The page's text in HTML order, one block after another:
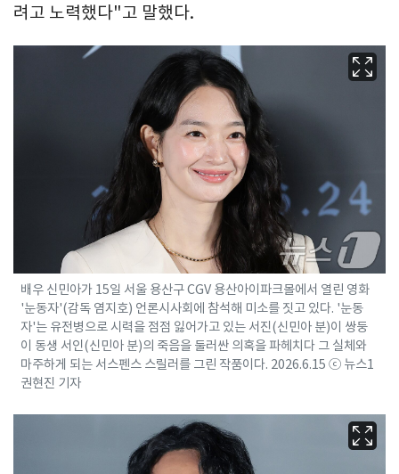
려고 노력했다"고 말했다.
배우 신민아가 15일 서울 용산구 CGV 용산아이파크몰에서 열린 영화
'눈동자'(감독 염지호) 언론시사회에 참석해 미소를 짓고 있다. '눈동
자'는 유전병으로 시력을 점점 잃어가고 있는 서진(신민아 분)이 쌍둥
이 동생 서인(신민아 분)의 죽음을 둘러싼 의혹을 파헤치다 그 실체와
마주하게 되는 서스펜스 스릴러를 그린 작품이다. 2026.6.15 ⓒ 뉴스1
권현진 기자